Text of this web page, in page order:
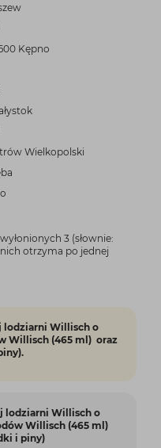
Kępno
Wielkopolski
3 (słownie:
otrzyma po jednej
lodziarni Willisch o
Willisch (465 ml) oraz
lodziarni Willisch o
Willisch (465 ml)
i piny)